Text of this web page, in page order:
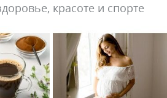
красоте и спорте